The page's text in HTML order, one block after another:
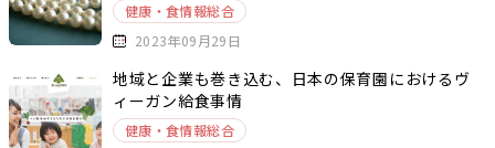
健康・食情報総合
2023年09月29日
地域と企業も巻き込む、日本の保育園におけるヴ
ィーガン給食事情
健康・食情報総合